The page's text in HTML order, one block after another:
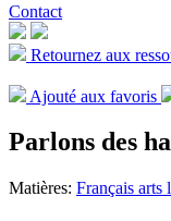
Contact
Retournez aux
Ajouté aux favoris
Parlons des
Matières: Français arts